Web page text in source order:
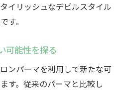
イリッシュなデビルスタイル
す。
可能性を探る
ンパーマを利用して新たな可
す。従来のパーマと比較し